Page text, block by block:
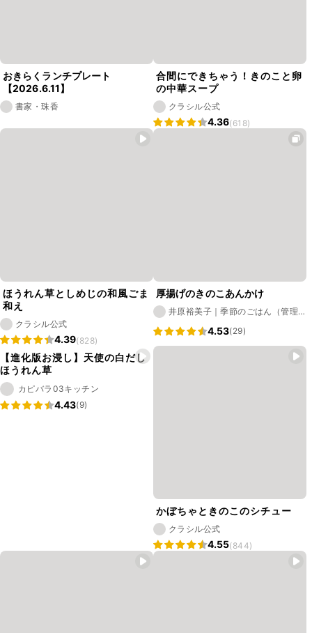
おきらくランチプレート
【2026.6.11】
書家・珠香
合間にできちゃう！きのこと卵
の中華スープ
クラシル公式
4.36(618)
ほうれん草としめじの和風ごま
和え
クラシル公式
4.39(828)
厚揚げのきのこあんかけ
井原裕美子｜季節のごはん（管理
4.53(29)
【進化版お浸し】天使の白だし
ほうれん草
カピバラ03キッチン
4.43(9)
かぼちゃときのこのシチュー
クラシル公式
4.55(844)